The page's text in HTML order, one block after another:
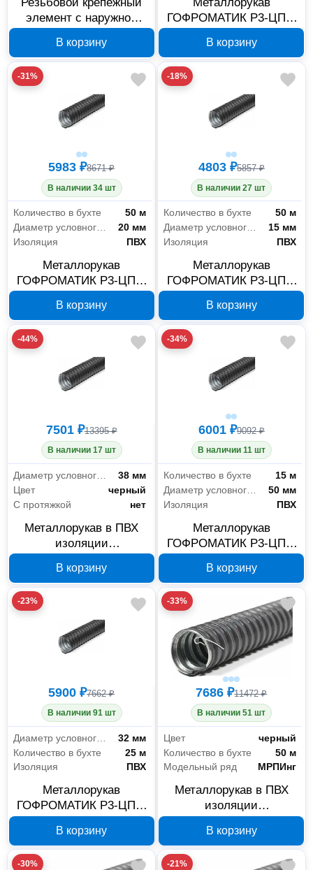
элемент с наружной
РКН-10 zeta40410
В корзину
ГОФРОМАТИК Р3-ЦПнг
В корзину
-31%
5983 ₽8671 ₽
В наличии 34 шт
Количество в бухте
50 м
20 мм
Изоляция
ПВХ
Металлорукав
ГОФРОМАТИК Р3-ЦПнг
В корзину
-18%
4803 ₽5857 ₽
В наличии 27 шт
Количество в бухте
50 м
Диаметр условного прохода
15 мм
Изоляция
ПВХ
Металлорукав
ГОФРОМАТИК Р3-ЦПнг
В корзину
-44%
7501 ₽13395 ₽
В наличии 17 шт
38 мм
Цвет
черный
С протяжкой
нет
Металлорукав в ПВХ
изоляции
НГ 38 мм 25 м черный
zeta44208
В корзину
-34%
6001 ₽9092 ₽
В наличии 11 шт
Количество в бухте
15 м
Диаметр условного прохода
50 мм
Изоляция
ПВХ
Металлорукав
ГОФРОМАТИК Р3-ЦПнг
В корзину
-23%
5900 ₽7662 ₽
В наличии 91 шт
32 мм
Количество в бухте
25 м
Изоляция
ПВХ
Металлорукав
ГОФРОМАТИК Р3-ЦПнг
В корзину
-33%
7686 ₽11472 ₽
В наличии 51 шт
Цвет
черный
Количество в бухте
50 м
Модельный ряд
МРПИнг
Металлорукав в ПВХ
изоляции
25 мм 50 м черный с
протяжкой zeta44407
В корзину
-30% -21%